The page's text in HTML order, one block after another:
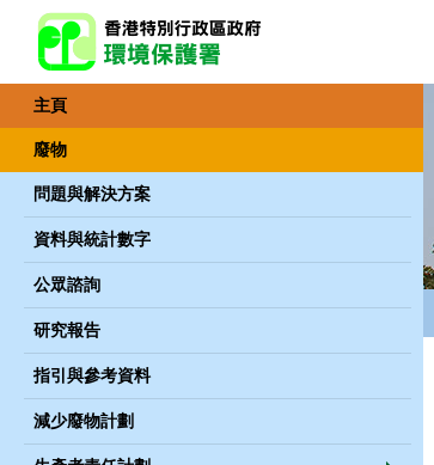
主頁
廢物
問題與解決方案
資料與統計數字
公眾諮詢
研究報告
指引與參考資料
減少廢物計劃